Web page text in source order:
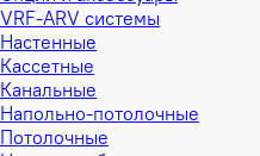
VRF-ARV системы
Настенные
Кассетные
Канальные
Напольно-потолочные
Потолочные